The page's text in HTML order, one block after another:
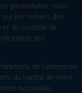
généralistes, nous
sur les métiers des
et du contrôle de
des
de l’entreprise
du capital de notre
incroyable